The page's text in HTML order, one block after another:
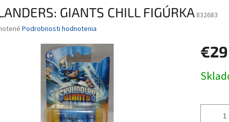
GIANTS CHILL FIGÚRKA 832683
Podrobnosti hodnotenia
€29
cena: